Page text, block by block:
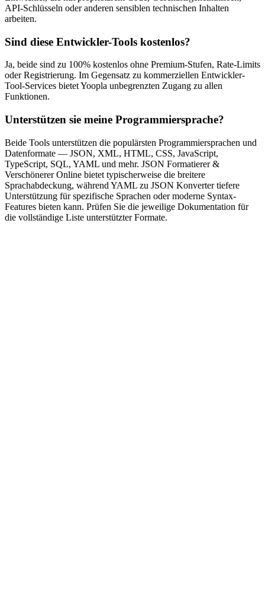
API-Schlüsseln oder anderen sensiblen technischen Inhalten
arbeiten.
Sind diese Entwickler-Tools kostenlos?
Ja, beide sind zu 100% kostenlos ohne Premium-Stufen, Rate-Limits
oder Registrierung. Im Gegensatz zu kommerziellen Entwickler-
Tool-Services bietet Yoopla unbegrenzten Zugang zu allen
Funktionen.
Unterstützen sie meine Programmiersprache?
Beide Tools unterstützen die populärsten Programmiersprachen und
Datenformate — JSON, XML, HTML, CSS, JavaScript,
TypeScript, SQL, YAML und mehr. JSON Formatierer &
Verschönerer Online bietet typischerweise die breitere
Sprachabdeckung, während YAML zu JSON Konverter tiefere
Unterstützung für spezifische Sprachen oder moderne Syntax-
Features bieten kann. Prüfen Sie die jeweilige Dokumentation für
die vollständige Liste unterstützter Formate.